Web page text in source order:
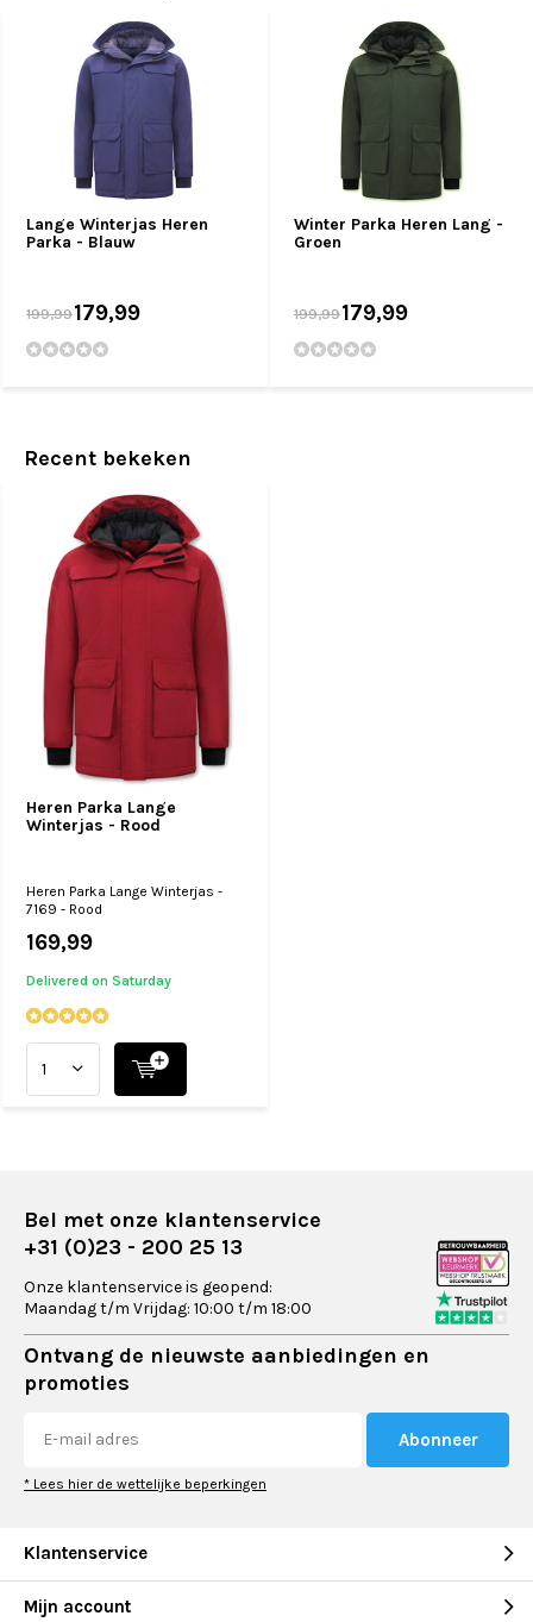
Lange Winterjas Heren
Parka - Blauw
199,99179,99
Winter Parka Heren Lang -
Groen
199,99179,99
Recent bekeken
Heren Parka Lange
Winterjas - Rood
Heren Parka Lange Winterjas -
7169 - Rood
169,99
Delivered on Saturday
Bel met onze klantenservice
+31 (0)23 - 200 25 13
Onze klantenservice is geopend:
Maandag t/m Vrijdag: 10:00 t/m 18:00
Ontvang de nieuwste aanbiedingen en
promoties
Abonneer
* Lees hier de wettelijke beperkingen
Klantenservice
Mijn account